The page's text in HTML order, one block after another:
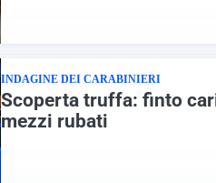
INDAGINE DEI CARABINIERI
Scoperta truffa: finto
mezzi rubati